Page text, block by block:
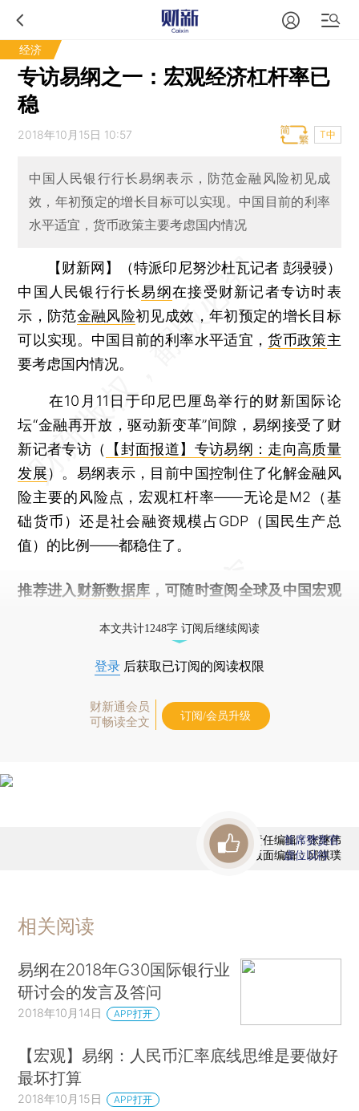
经济
专访易纲之一：宏观经济杠杆率已
稳
2018年10月15日 10:57 T中
中国人民银行行长易纲表示，防范金融风险初见成
效，年初预定的增长目标可以实现。中国目前的利率
水平适宜，货币政策主要考虑国内情况
【财新网】（特派印尼努沙杜瓦记者 彭骎骎）
中国人民银行行长易纲在接受财新记者专访时表
示，防范金融风险初见成效，年初预定的增长目标
可以实现。中国目前的利率水平适宜，货币政策主
要考虑国内情况。
在10月11日于印尼巴厘岛举行的财新国际论
坛“金融再开放，驱动新变革”间隙，易纲接受了财
新记者专访（
【封面报道】专访易纲：走向高质量
发展）。易纲表示，目前中国控制住了化解金融风
险主要的风险点，宏观杠杆率——无论是M2（基
础货币）还是社会融资规模占GDP（国民生产总
值）的比例——都稳住了。
推荐进入 财新数据库 ，可随时查阅全球及中国宏观
本文共计1248字 订阅后继续阅读
登录 后获取已订阅的阅读权限
财新通会员
可畅读全文
订阅/会员升级
责任编辑：张继伟
版面编辑：邱祺璞
首席赞赏官
虚位以待
相关阅读
易纲在2018年G30国际银行业
研讨会的发言及答问
2018年10月14日 APP打开
【宏观】易纲：人民币汇率底线思维是要做好
最坏打算
2018年10月15日 APP打开